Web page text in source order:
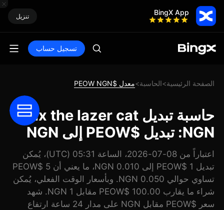
BingX App تنزيل
تسجيل حساب
الصفحة الرئيسية>الحاسبة>معدل $PEOW NGN
حاسبة تبديل Felix the lazer cat
NGN: تبديل $PEOW إلى NGN
اعتباراً من 08-07-2026، الساعة 05:31 (UTC)، يُمكن
تبديل 1 $PEOW إلى 0.010 NGN، ما يعني أن 5 $PEOW
تساوي حوالي 0.050 NGN. وبأسعار الوقت الفعلي، يُمكن
شراء ما يقارب 100.00 $PEOW مقابل 1 NGN. شهد
سعر $PEOW مقابل NGN على مدار 24 ساعة ارتفاع